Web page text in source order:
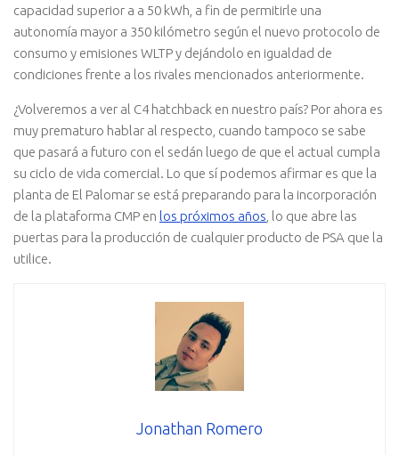
capacidad superior a a 50 kWh, a fin de permitirle una
autonomía mayor a 350 kilómetro según el nuevo protocolo de
consumo y emisiones WLTP y dejándolo en igualdad de
condiciones frente a los rivales mencionados anteriormente.
¿Volveremos a ver al C4 hatchback en nuestro país? Por ahora es
muy prematuro hablar al respecto, cuando tampoco se sabe
que pasará a futuro con el sedán luego de que el actual cumpla
su ciclo de vida comercial. Lo que sí podemos afirmar es que la
planta de El Palomar se está preparando para la incorporación
de la plataforma CMP en los próximos años , lo que abre las
puertas para la producción de cualquier producto de PSA que la
utilice.
Jonathan Romero